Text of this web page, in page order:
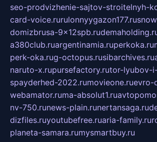
seo-prodvizhenie-sajtov-stroitelnyh-
card-voice.rurulonnyygazon177.ru
domizbrusa-9x12spb.ru
a380club.ruargentinamia.ruperkoka.ru
perk-oka.rug-octopus.rusibarchives.ru
naruto-x.rupursefactory.rutor-lyubov-
spayderhed-2022.rumovieone.ruevro-
webamator.ruma-absolut1.ru
nv-750.runews-plain.runertansaga.ru
dizfiles.ruyoutubefree.ruaria-family.ru
planeta-samara.rumysmartbuy.ru